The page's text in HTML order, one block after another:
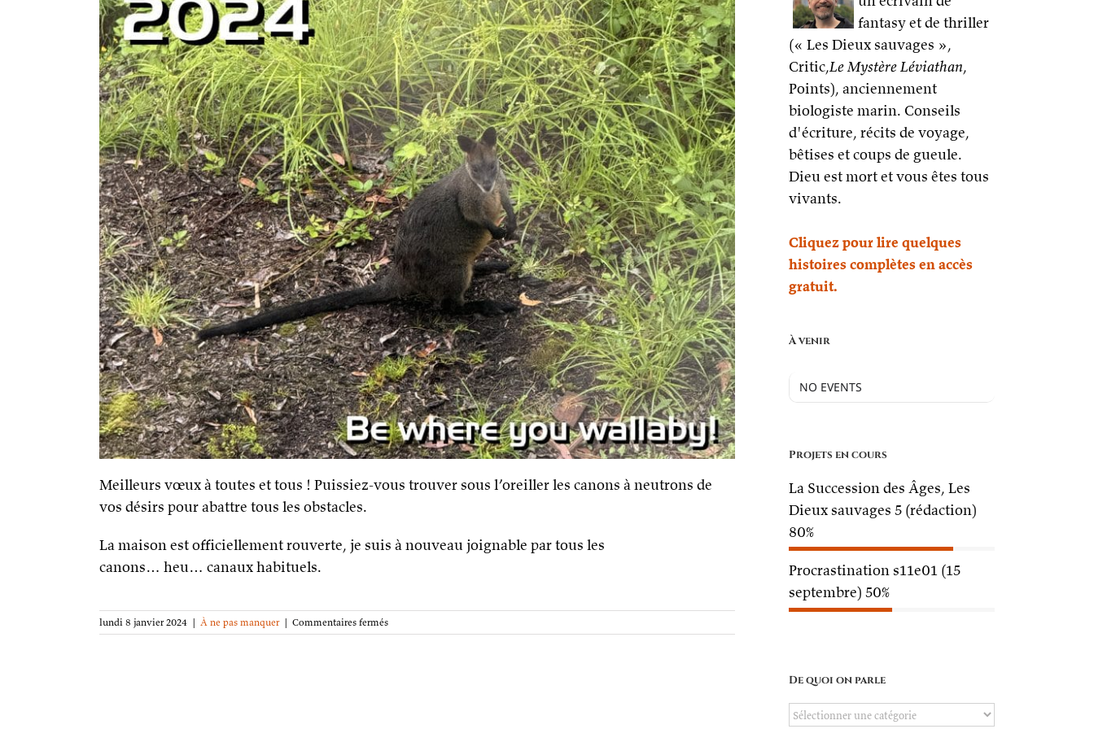
Meilleurs vœux à toutes et tous ! Puissiez-vous trouver sous l’oreiller les canons à neutrons de
vos désirs pour abattre tous les obstacles.
La maison est officiellement rouverte, je suis à nouveau joignable par tous les
canons… heu… canaux habituels.
lundi 8 janvier 2024 | À ne pas manquer | Commentaires ferméssur
2024
fantasy et de thriller
(« Les Dieux sauvages »,
Critic,Le Mystère Léviathan,
Points), anciennement
biologiste marin. Conseils
d'écriture, récits de voyage,
bêtises et coups de gueule.
Dieu est mort et vous êtes tous
vivants.
Cliquez pour lire quelques
histoires complètes en accès
gratuit.
À venir
NO EVENTS
Projets en cours
La Succession des Âges, Les
Dieux sauvages 5 (rédaction)
80%
Procrastination s11e01 (15
septembre) 50%
De quoi on parle
De